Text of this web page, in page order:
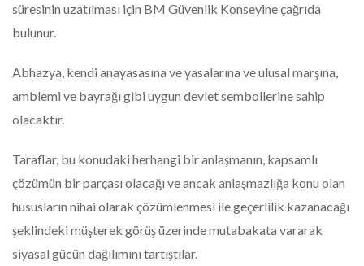
süresinin uzatılması için BM Güvenlik Konseyine çağrıda
bulunur.
Abhazya, kendi anayasasına ve yasalarına ve ulusal marşına,
amblemi ve bayrağı gibi uygun devlet sembollerine sahip
olacaktır.
Taraflar, bu konudaki herhangi bir anlaşmanın, kapsamlı
çözümün bir parçası olacağı ve ancak anlaşmazlığa konu olan
hususların nihai olarak çözümlenmesi ile geçerlilik kazanacağı
şeklindeki müşterek görüş üzerinde mutabakata vararak
siyasal gücün dağılımını tartıştılar.